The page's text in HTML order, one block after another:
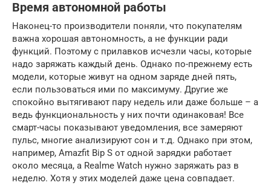
Время автономной работы
Наконец-то производители поняли, что покупателям
важна хорошая автономность, а не функции ради
функций. Поэтому с прилавков исчезли часы, которые
надо заряжать каждый день. Однако по-прежнему есть
модели, которые живут на одном заряде дней пять,
если пользоваться ими по максимуму. Другие же
спокойно вытягивают пару недель или даже больше – а
ведь функциональность у них почти одинаковая! Все
смарт-часы показывают уведомления, все замеряют
пульс, многие анализируют сон и т.д. Однако при этом,
например, Amazfit Bip S от одной зарядки работает
около месяца, а Realme Watch нужно заряжать раз в
неделю. Хотя у этих моделей даже цена совпадает.